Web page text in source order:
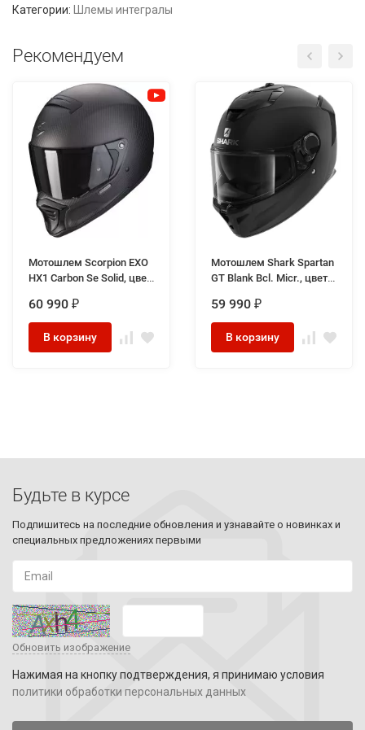
Категории: Шлемы интегралы
Рекомендуем
Мотошлем Scorpion EXO
HX1 Carbon Se Solid, цвет
60 990 ₽
В корзину
Мотошлем Shark Spartan
GT Blank Bcl. Micr., цвет
59 990 ₽
В корзину
Будьте в курсе
Подпишитесь на последние обновления и узнавайте о новинках и
специальных предложениях первыми
Обновить изображение
Нажимая на кнопку подтверждения, я принимаю условия
политики обработки персональных данных